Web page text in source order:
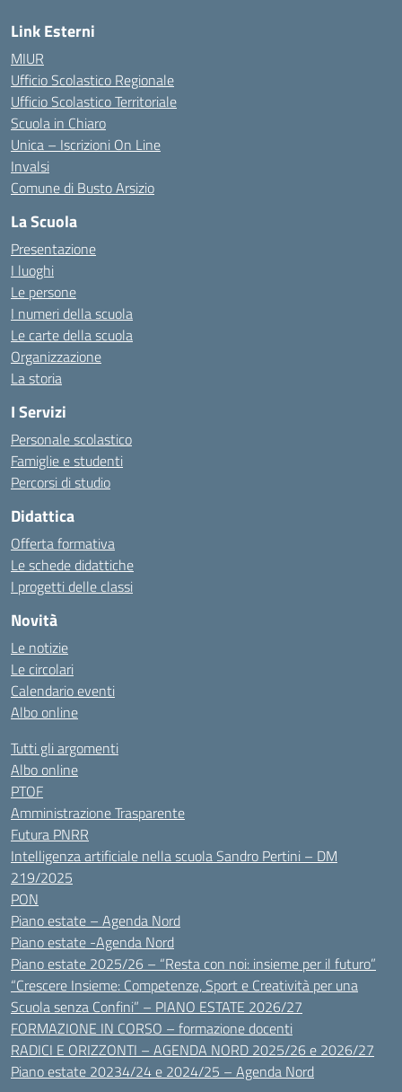
Link Esterni
MIUR
Ufficio Scolastico Regionale
Ufficio Scolastico Territoriale
Scuola in Chiaro
Unica – Iscrizioni On Line
Invalsi
Comune di Busto Arsizio
La Scuola
Presentazione
I luoghi
Le persone
I numeri della scuola
Le carte della scuola
Organizzazione
La storia
I Servizi
Personale scolastico
Famiglie e studenti
Percorsi di studio
Didattica
Offerta formativa
Le schede didattiche
I progetti delle classi
Novità
Le notizie
Le circolari
Calendario eventi
Albo online
Tutti gli argomenti
Albo online
PTOF
Amministrazione Trasparente
Futura PNRR
Intelligenza artificiale nella scuola Sandro Pertini – DM
219/2025
PON
Piano estate – Agenda Nord
Piano estate -Agenda Nord
Piano estate 2025/26 – “Resta con noi: insieme per il futuro”
“Crescere Insieme: Competenze, Sport e Creatività per una
Scuola senza Confini” – PIANO ESTATE 2026/27
FORMAZIONE IN CORSO – formazione docenti
RADICI E ORIZZONTI – AGENDA NORD 2025/26 e 2026/27
Piano estate 20234/24 e 2024/25 – Agenda Nord